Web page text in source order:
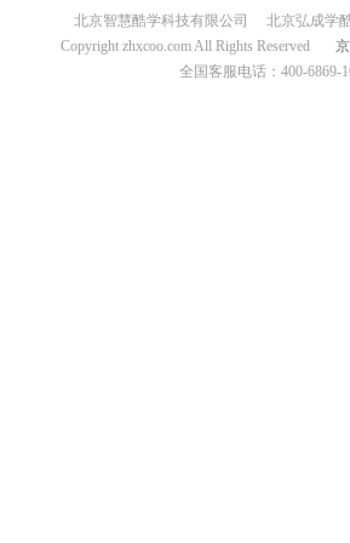
北京智慧酷学科技有限公司
北京弘成学
Copyright zhxcoo.com All Rights Reserved
全国客服电话：400-6869-